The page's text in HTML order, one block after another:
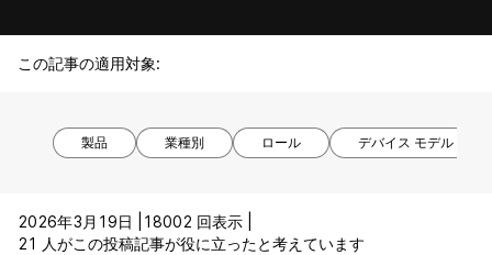
この記事の適用対象:
製品 業種別 ロール デバイス モデル
2026年3月19日 |
18002 回表示 |
21 人がこの投稿記事が役に立ったと考えています